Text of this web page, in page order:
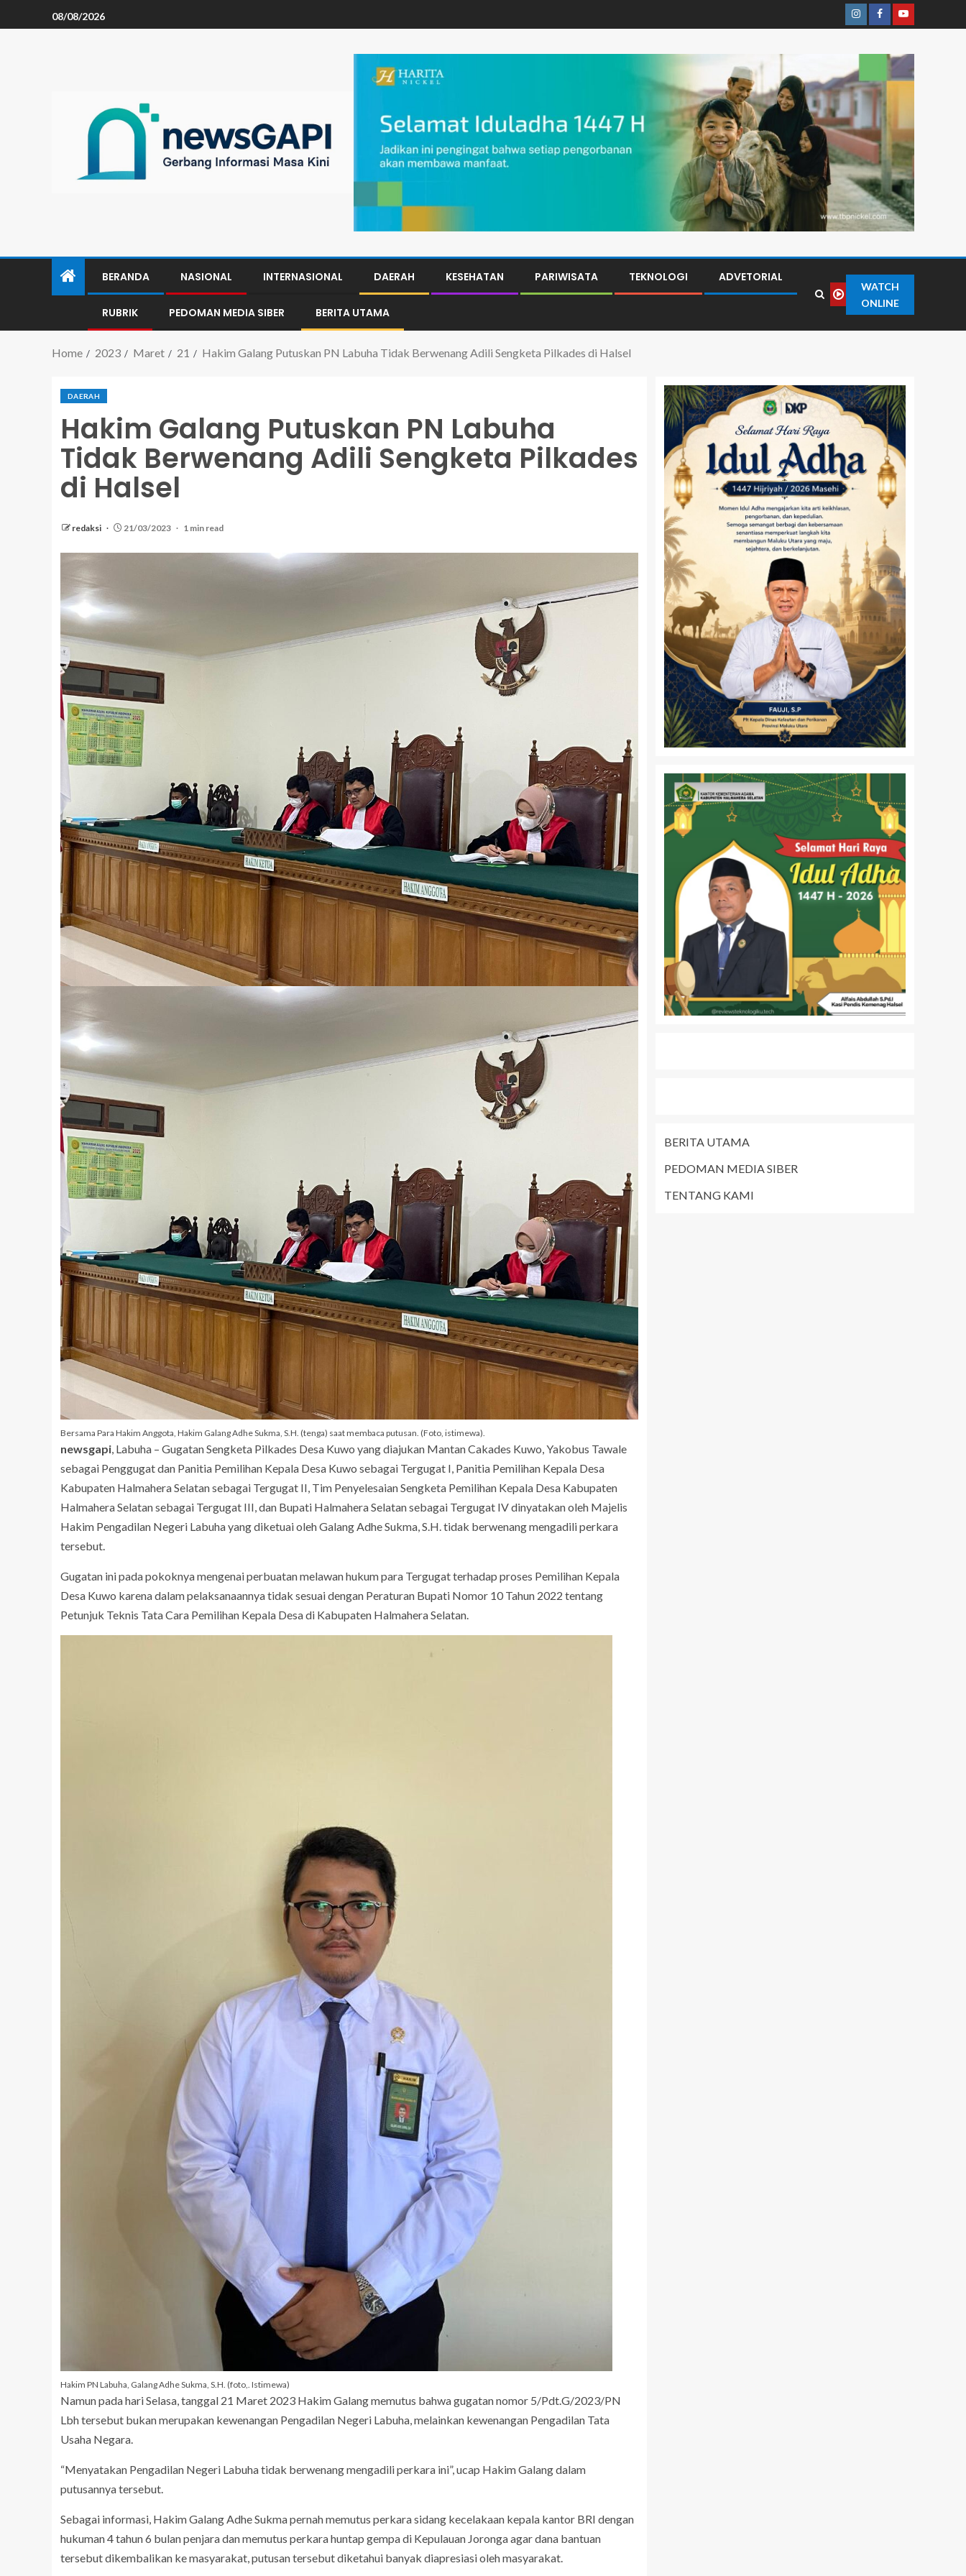
08/08/2026
BERANDA NASIONAL INTERNASIONAL DAERAH KESEHATAN PARIWISATA TEKNOLOGI ADVETORIAL
RUBRIK PEDOMAN MEDIA SIBER BERITA UTAMA
WATCH
ONLINE
Home 2023 Maret 21 Hakim Galang Putuskan PN Labuha Tidak Berwenang Adili Sengketa Pilkades di Halsel
DAERAH
Hakim Galang Putuskan PN Labuha
Tidak Berwenang Adili Sengketa Pilkades
di Halsel
redaksi 21/03/2023 1 min read
Bersama Para Hakim Anggota, Hakim Galang Adhe Sukma, S.H. (tenga) saat membaca putusan. (Foto, istimewa).
newsgapi , Labuha – Gugatan Sengketa Pilkades Desa Kuwo yang diajukan Mantan Cakades Kuwo, Yakobus Tawale
sebagai Penggugat dan Panitia Pemilihan Kepala Desa Kuwo sebagai Tergugat I, Panitia Pemilihan Kepala Desa
Kabupaten Halmahera Selatan sebagai Tergugat II, Tim Penyelesaian Sengketa Pemilihan Kepala Desa Kabupaten
Halmahera Selatan sebagai Tergugat III, dan Bupati Halmahera Selatan sebagai Tergugat IV dinyatakan oleh Majelis
Hakim Pengadilan Negeri Labuha yang diketuai oleh Galang Adhe Sukma, S.H. tidak berwenang mengadili perkara
tersebut.
Gugatan ini pada pokoknya mengenai perbuatan melawan hukum para Tergugat terhadap proses Pemilihan Kepala
Desa Kuwo karena dalam pelaksanaannya tidak sesuai dengan Peraturan Bupati Nomor 10 Tahun 2022 tentang
Petunjuk Teknis Tata Cara Pemilihan Kepala Desa di Kabupaten Halmahera Selatan.
Hakim PN Labuha, Galang Adhe Sukma, S.H. (foto,. Istimewa)
Namun pada hari Selasa, tanggal 21 Maret 2023 Hakim Galang memutus bahwa gugatan nomor 5/Pdt.G/2023/PN
Lbh tersebut bukan merupakan kewenangan Pengadilan Negeri Labuha, melainkan kewenangan Pengadilan Tata
Usaha Negara.
“Menyatakan Pengadilan Negeri Labuha tidak berwenang mengadili perkara ini”, ucap Hakim Galang dalam
putusannya tersebut.
Sebagai informasi, Hakim Galang Adhe Sukma pernah memutus perkara sidang kecelakaan kepala kantor BRI dengan
hukuman 4 tahun 6 bulan penjara dan memutus perkara huntap gempa di Kepulauan Joronga agar dana bantuan
tersebut dikembalikan ke masyarakat, putusan tersebut diketahui banyak diapresiasi oleh masyarakat.
BERITA UTAMA
PEDOMAN MEDIA SIBER
TENTANG KAMI